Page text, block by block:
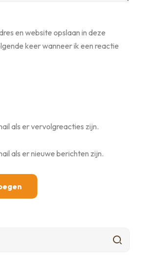
en website opslaan in deze
keer wanneer ik een reactie
als er vervolgreacties zijn.
als er nieuwe berichten zijn.